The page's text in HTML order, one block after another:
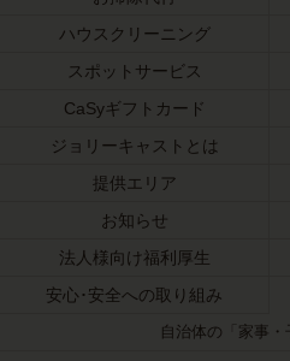
ハウスクリーニング
スポットサービス
CaSyギフトカード
ジョリーキャストとは
提供エリア
お知らせ
法人様向け福利厚生
安心･安全への取り組み
自治体の「家事・